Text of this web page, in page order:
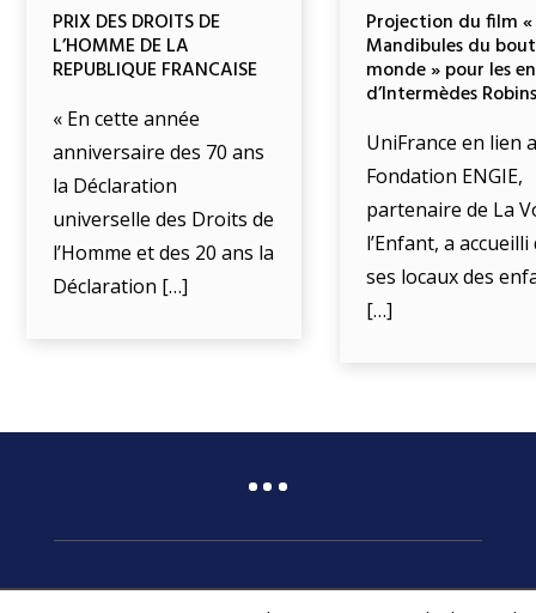
PRIX DES DROITS DE
L’HOMME DE LA
REPUBLIQUE FRANCAISE
« En cette année
anniversaire des 70 ans
la Déclaration
universelle des Droits de
l’Homme et des 20 ans la
Déclaration […]
Projection du film «
Mandibules du
monde » pour les
d’Intermèdes
UniFrance en lien
Fondation ENGIE,
partenaire de La
l’Enfant, a accueilli
ses locaux des
[…]